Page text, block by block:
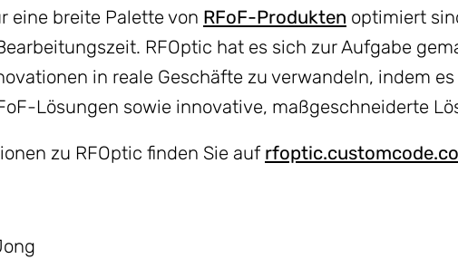
eine breite Palette von RFoF-Produkten optimiert
RFOptic hat es sich zur Aufgabe
in reale Geschäfte zu verwandeln, indem
Lösungen sowie innovative, maßgeschneiderte
zu RFOptic finden Sie auf